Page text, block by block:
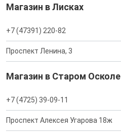
Магазин в Лисках
+7 (47391) 220-82
Проспект Ленина, 3
Магазин в Старом Осколе
+7 (4725) 39-09-11
Проспект Алексея Угарова 18ж